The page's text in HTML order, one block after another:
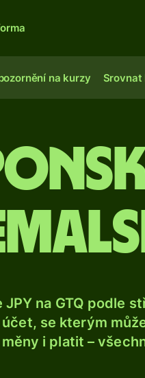
na kurzy Srovnat
na GTQ podle
se kterým
i platit –